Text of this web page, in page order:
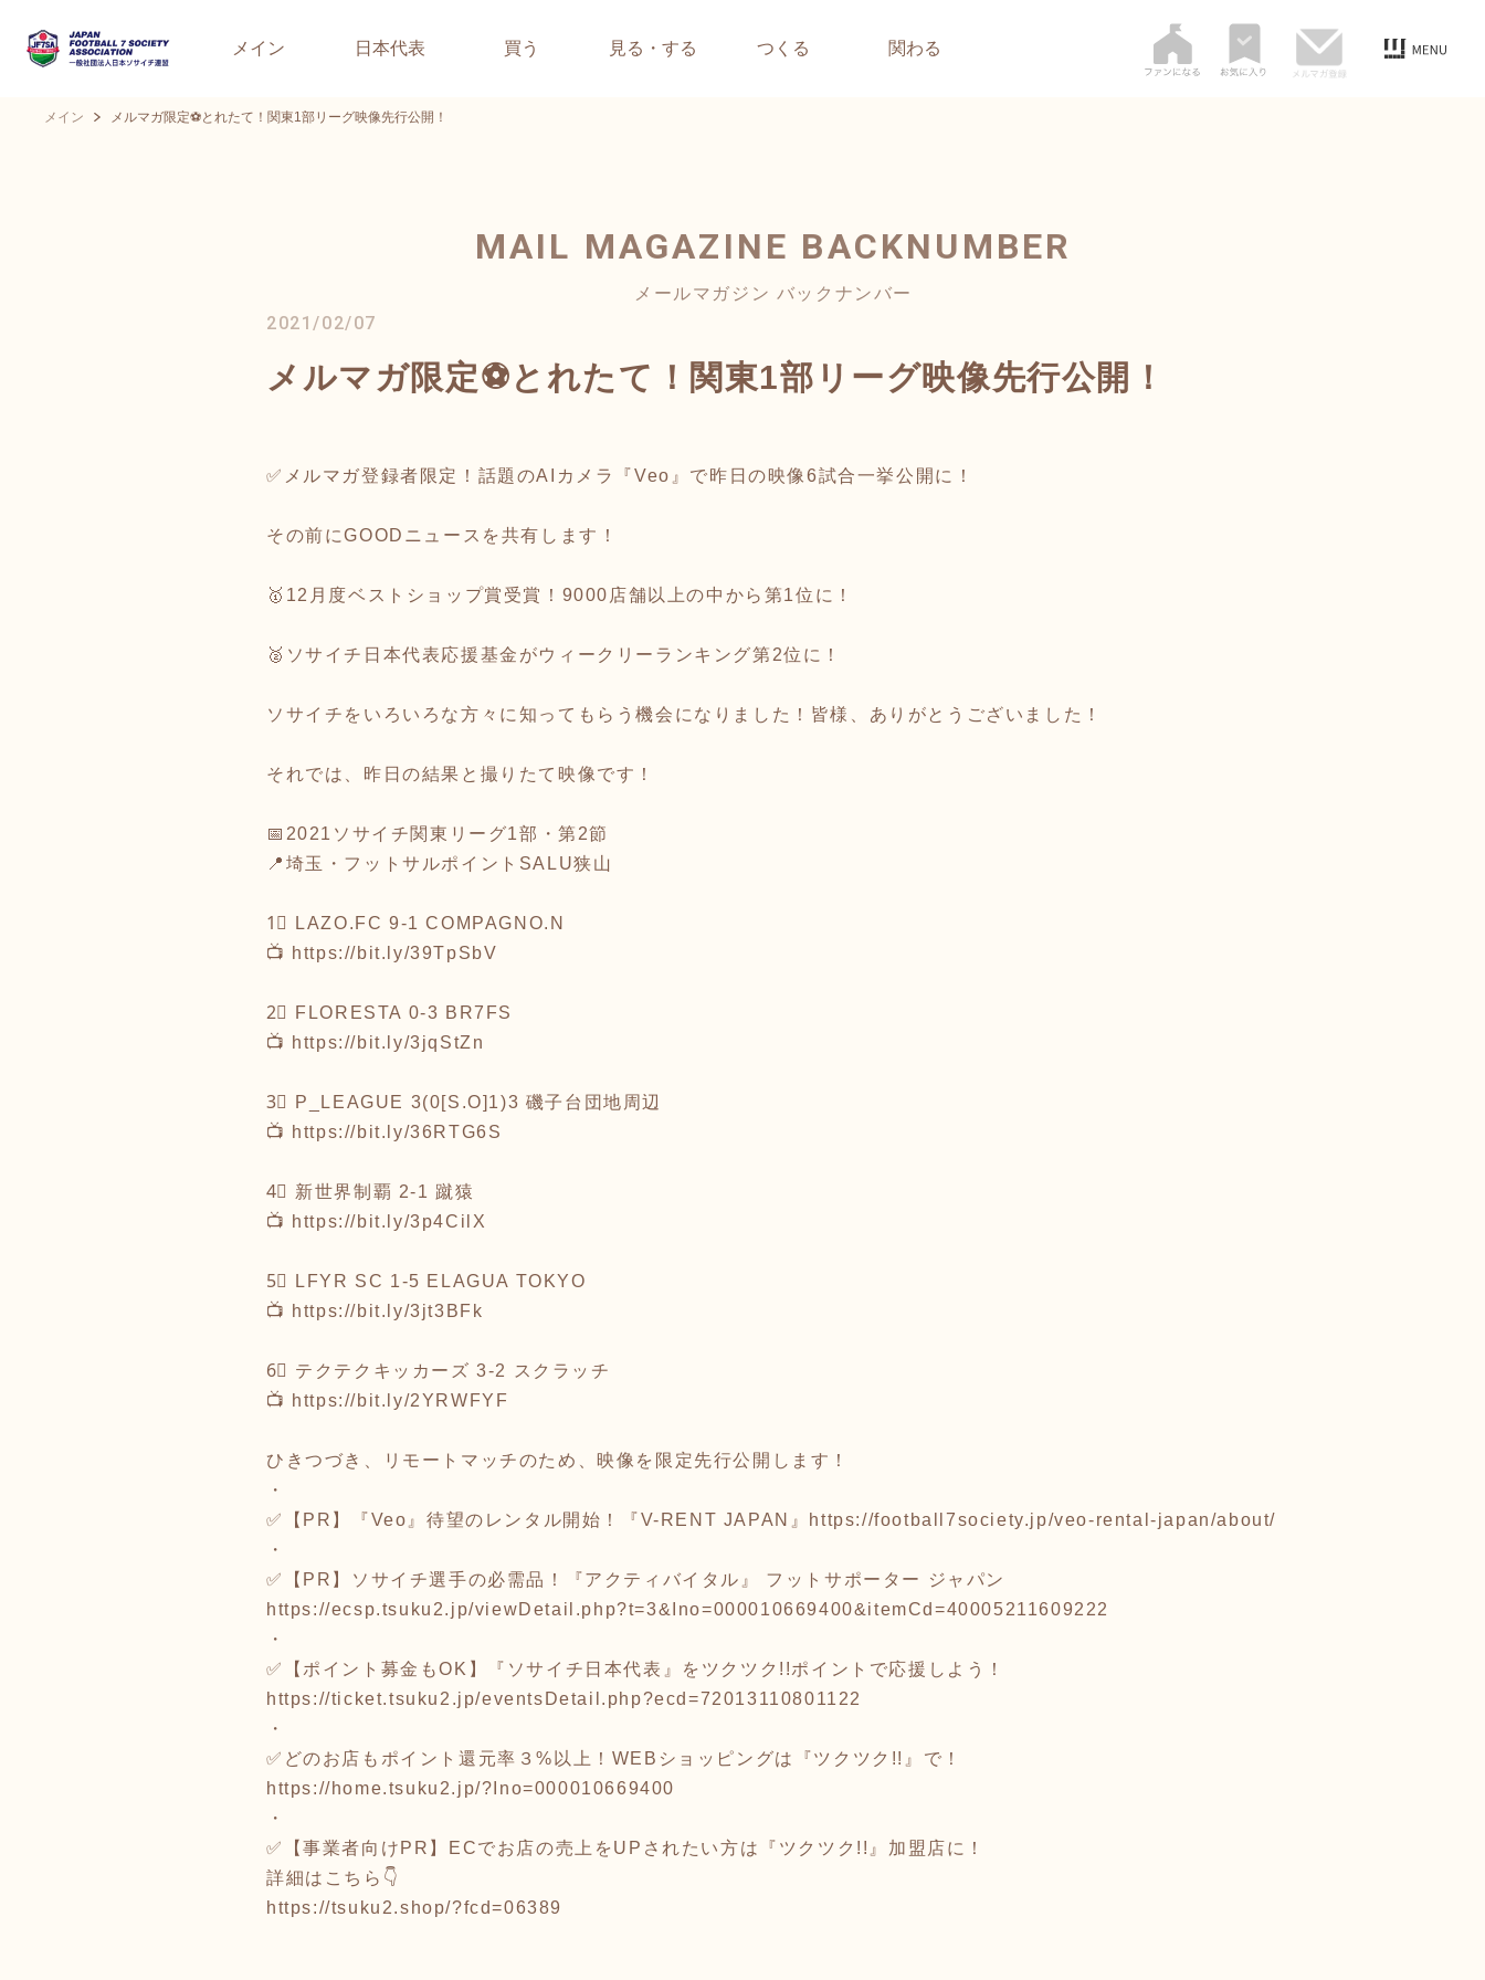
メイン 日本代表 買う 見る・する つくる 関わる
メイン メルマガ限定⚽とれたて！関東1部リーグ映像先行公開！
MAIL MAGAZINE BACKNUMBER
メールマガジン バックナンバー
2021/02/07
メルマガ限定⚽とれたて！関東1部リーグ映像先行公開！
✅メルマガ登録者限定！話題のAIカメラ『Veo』で昨日の映像6試合一挙公開に！
その前にGOODニュースを共有します！
🥇12月度ベストショップ賞受賞！9000店舗以上の中から第1位に！
🥈ソサイチ日本代表応援基金がウィークリーランキング第2位に！
ソサイチをいろいろな方々に知ってもらう機会になりました！皆様、ありがとうございました！
それでは、昨日の結果と撮りたて映像です！
📅2021ソサイチ関東リーグ1部・第2節
📍埼玉・フットサルポイントSALU狭山
1⃣ LAZO.FC 9-1 COMPAGNO.N
📺 https://bit.ly/39TpSbV
2⃣ FLORESTA 0-3 BR7FS
📺 https://bit.ly/3jqStZn
3⃣ P_LEAGUE 3(0[S.O]1)3 磯子台団地周辺
📺 https://bit.ly/36RTG6S
4⃣ 新世界制覇 2-1 蹴猿
📺 https://bit.ly/3p4CilX
5⃣ LFYR SC 1-5 ELAGUA TOKYO
📺 https://bit.ly/3jt3BFk
6⃣ テクテクキッカーズ 3-2 スクラッチ
📺 https://bit.ly/2YRWFYF
ひきつづき、リモートマッチのため、映像を限定先行公開します！
・
✅【PR】『Veo』待望のレンタル開始！『V-RENT JAPAN』 https://football7society.jp/veo-rental-japan/about/
・
✅【PR】ソサイチ選手の必需品！『アクティバイタル』 フットサポーター ジャパン
https://ecsp.tsuku2.jp/viewDetail.php?t=3&Ino=000010669400&itemCd=40005211609222
・
✅【ポイント募金もOK】『ソサイチ日本代表』をツクツク!!ポイントで応援しよう！
https://ticket.tsuku2.jp/eventsDetail.php?ecd=72013110801122
・
✅どのお店もポイント還元率３%以上！WEBショッピングは『ツクツク!!』で！
https://home.tsuku2.jp/?Ino=000010669400
・
✅【事業者向けPR】ECでお店の売上をUPされたい方は『ツクツク!!』加盟店に！
詳細はこちら👇
https://tsuku2.shop/?fcd=06389